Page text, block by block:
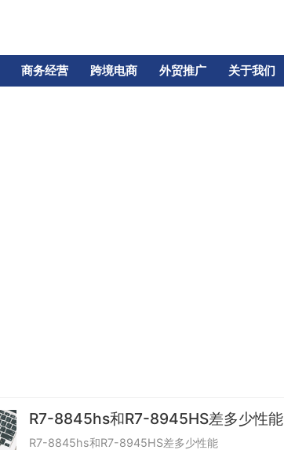
商务经营 跨境电商 外贸推广 关于我们
R7-8845hs和R7-8945HS差多少性能
R7-8845hs和R7-8945HS差多少性能